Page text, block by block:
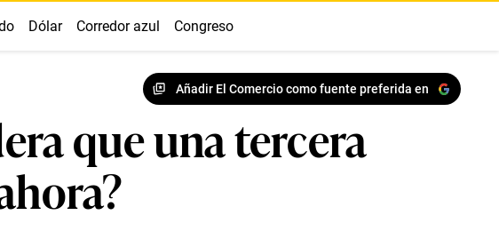
Dólar Corredor azul Congreso
Añadir El Comercio como fuente preferida en
que una tercera